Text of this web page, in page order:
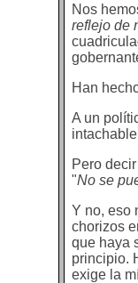
Nos
reflejo de
Han
A un
Pero
"No se
Y no, eso
chorizos
que haya
principio.
exige la